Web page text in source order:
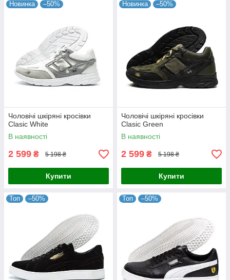
Новинка –50%
Чоловічі шкіряні кросівки
Clasic White
В наявності
2 599 ₴ 5 198 ₴
Купити
Новинка –50%
Чоловічі шкіряні кросівки
Clasic Green
В наявності
2 599 ₴ 5 198 ₴
Купити
Топ –50% Топ –50%